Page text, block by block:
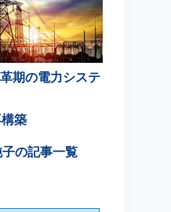
期の電力システ
築
の記事一覧